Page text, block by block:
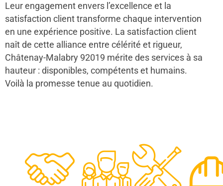
Leur engagement envers l’excellence et la
satisfaction client transforme chaque intervention
en une expérience positive. La satisfaction client
naît de cette alliance entre célérité et rigueur,
Châtenay-Malabry 92019 mérite des services à sa
hauteur : disponibles, compétents et humains.
Voilà la promesse tenue au quotidien.
48
0
50